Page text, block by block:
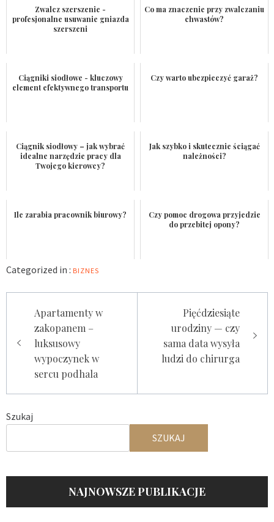
Zwalcz szerszenie -
profesjonalne usuwanie gniazda
szerszeni
Co ma znaczenie przy zwalczaniu
chwastów?
Ciągniki siodłowe - kluczowy
element efektywnego transportu
Czy warto ubezpieczyć garaż?
Ciągnik siodłowy – jak wybrać
idealne narzędzie pracy dla
Twojego kierowcy?
Jak szybko i skutecznie ściągać
należności?
Ile zarabia pracownik biurowy?
Czy pomoc drogowa przyjedzie
do przebitej opony?
Categorized in : BIZNES
wpisuApartamenty w
zakopanem –
luksusowy
wypoczynek w
sercu podhala
Pięćdziesiąte
urodziny — czy
sama data wysyła
ludzi do chirurga
Szukaj
SZUKAJ
NAJNOWSZE PUBLIKACJE